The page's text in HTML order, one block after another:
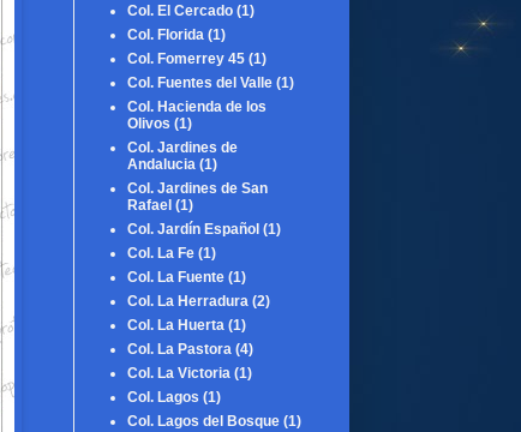
Col. El Cercado (1)
Col. Florida (1)
Col. Fomerrey 45 (1)
Col. Fuentes del Valle (1)
Col. Hacienda de los
Olivos (1)
Col. Jardines de
Andalucia (1)
Col. Jardines de San
Rafael (1)
Col. Jardín Español (1)
Col. La Fe (1)
Col. La Fuente (1)
Col. La Herradura (2)
Col. La Huerta (1)
Col. La Pastora (4)
Col. La Victoria (1)
Col. Lagos (1)
Col. Lagos del Bosque (1)